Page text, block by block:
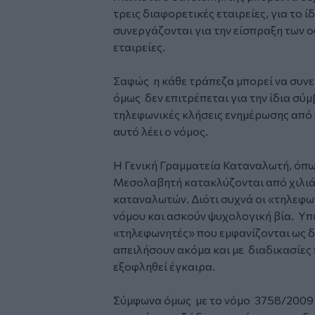
τρεις διαφορετικές εταιρείες, για το
συνεργάζονται για την είσπραξη των
εταιρείες.
Σαφώς η κάθε τράπεζα μπορεί να
όμως δεν επιτρέπεται για την ίδια
τηλεφωνικές κλήσεις ενημέρωσης από
αυτό λέει ο νόμος.
Η Γενική Γραμματεία Καταναλωτή,
Μεσολαβητή κατακλύζονται από
καταναλωτών. Διότι συχνά οι
νόμου και ασκούν ψυχολογική βία.
«τηλεφωνητές» που εμφανίζονται ως
απειλήσουν ακόμα και με
εξοφληθεί έγκαιρα.
Σύμφωνα όμως με το νόμο 3758/2009